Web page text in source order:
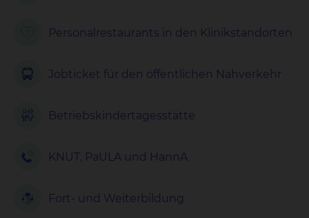
Personalrestaurants in den Klinikstandorten
Jobticket für den öffentlichen Nahverkehr
Betriebskindertagesstätte
KNUT, PaULA und HannA
Fort- und Weiterbildung